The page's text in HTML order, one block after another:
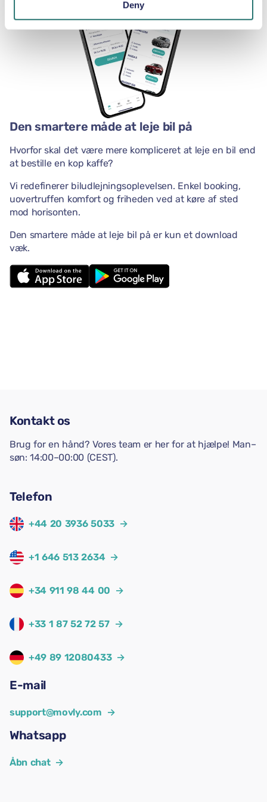
Deny
Den smartere måde at leje bil på
Hvorfor skal det være mere kompliceret at leje en bil end
at bestille en kop kaffe?
Vi redefinerer biludlejningsoplevelsen. Enkel booking,
uovertruffen komfort og friheden ved at køre af sted
mod horisonten.
Den smartere måde at leje bil på er kun et download
væk.
Kontakt os
Brug for en hånd? Vores team er her for at hjælpe! Man–
søn: 14:00–00:00 (CEST).
Telefon
+44 20 3936 5033 →
+1 646 513 2634 →
+34 911 98 44 00 →
+33 1 87 52 72 57 →
+49 89 12080433 →
E-mail
support@movly.com →
Whatsapp
Åbn chat →